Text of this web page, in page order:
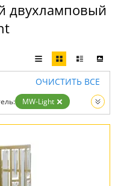
двухламповый
ОЧИСТИТЬ ВСЕ
MW-Light